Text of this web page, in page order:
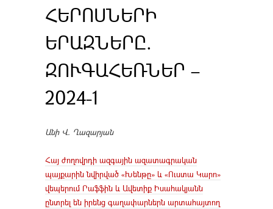
ՀԵՐՈՍՆԵՐԻ
ԵՐԱԶՆԵՐԸ.
ԶՈՒԳԱՀԵՌՆԵՐ –
2024-1
Անի Վ. Ղազարյան
Հայ ժողովրդի ազգային ազատագրական
պայքարին նվիրված «Խենթը» և «Ուստա Կարո»
վեպերում Րաֆֆին և Ավետիք Իսահակյանն
ընտրել են իրենց գաղափարներն արտահայտող